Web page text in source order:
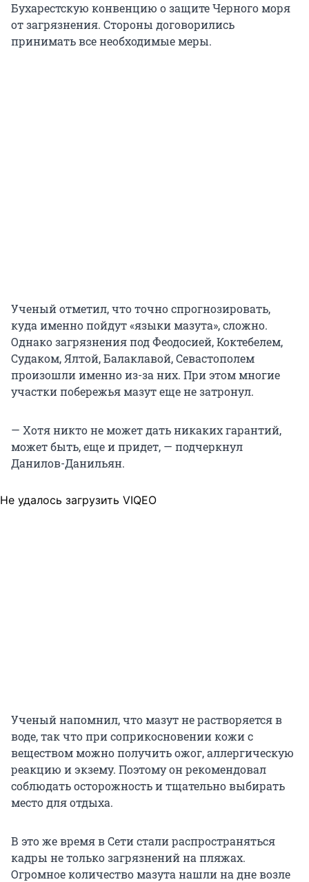
Бухарестскую конвенцию о защите Черного моря
от загрязнения. Стороны договорились
принимать все необходимые меры.
Ученый отметил, что точно спрогнозировать,
куда именно пойдут «языки мазута», сложно.
Однако загрязнения под Феодосией, Коктебелем,
Судаком, Ялтой, Балаклавой, Севастополем
произошли именно из-за них. При этом многие
участки побережья мазут еще не затронул.
— Хотя никто не может дать никаких гарантий,
может быть, еще и придет, — подчеркнул
Данилов-Данильян.
Не удалось загрузить VIQEO
Ученый напомнил, что мазут не растворяется в
воде, так что при соприкосновении кожи с
веществом можно получить ожог, аллергическую
реакцию и экзему. Поэтому он рекомендовал
соблюдать осторожность и тщательно выбирать
место для отдыха.
В это же время в Cети стали распространяться
кадры не только загрязнений на пляжах.
Огромное количество мазута нашли на дне возле